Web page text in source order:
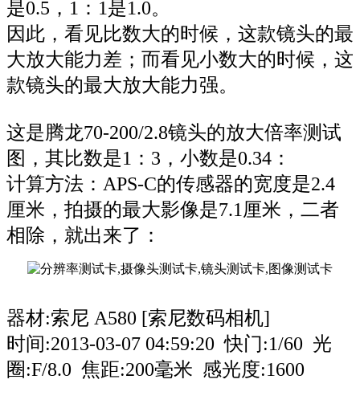
是0.5，1：1是1.0。
因此，看见比数大的时候，这款镜头的最
大放大能力差；而看见小数大的时候，这
款镜头的最大放大能力强。
这是腾龙70-200/2.8镜头的放大倍率测试
图，其比数是1：3，小数是0.34：
计算方法：APS-C的传感器的宽度是2.4
厘米，拍摄的最大影像是7.1厘米，二者
相除，就出来了：
器材:索尼 A580 [索尼数码相机]
时间:2013-03-07 04:59:20 快门:1/60 光
圈:F/8.0 焦距:200毫米 感光度:1600